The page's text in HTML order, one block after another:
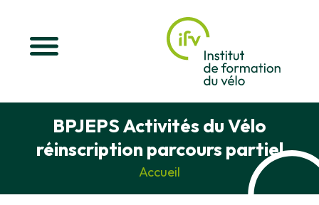
BPJEPS Activités du Vélo
réinscription parcours partiel
Accueil